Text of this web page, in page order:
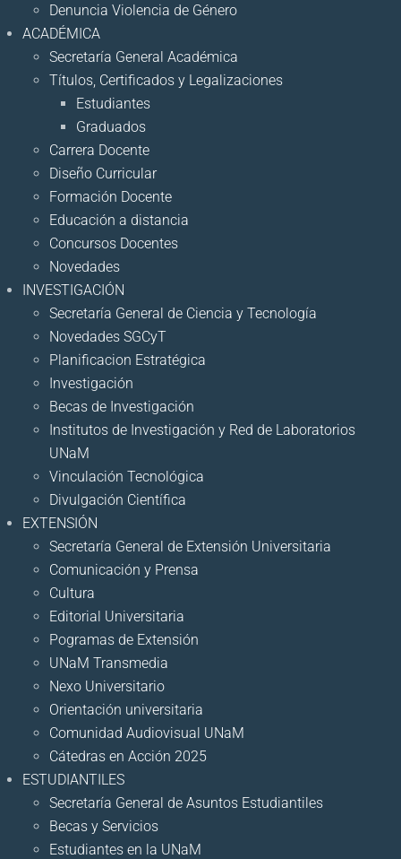
Denuncia Violencia de Género
ACADÉMICA
Secretaría General Académica
Títulos, Certificados y Legalizaciones
Estudiantes
Graduados
Carrera Docente
Diseño Curricular
Formación Docente
Educación a distancia
Concursos Docentes
Novedades
INVESTIGACIÓN
Secretaría General de Ciencia y Tecnología
Novedades SGCyT
Planificacion Estratégica
Investigación
Becas de Investigación
Institutos de Investigación y Red de Laboratorios
UNaM
Vinculación Tecnológica
Divulgación Científica
EXTENSIÓN
Secretaría General de Extensión Universitaria
Comunicación y Prensa
Cultura
Editorial Universitaria
Pogramas de Extensión
UNaM Transmedia
Nexo Universitario
Orientación universitaria
Comunidad Audiovisual UNaM
Cátedras en Acción 2025
ESTUDIANTILES
Secretaría General de Asuntos Estudiantiles
Becas y Servicios
Estudiantes en la UNaM